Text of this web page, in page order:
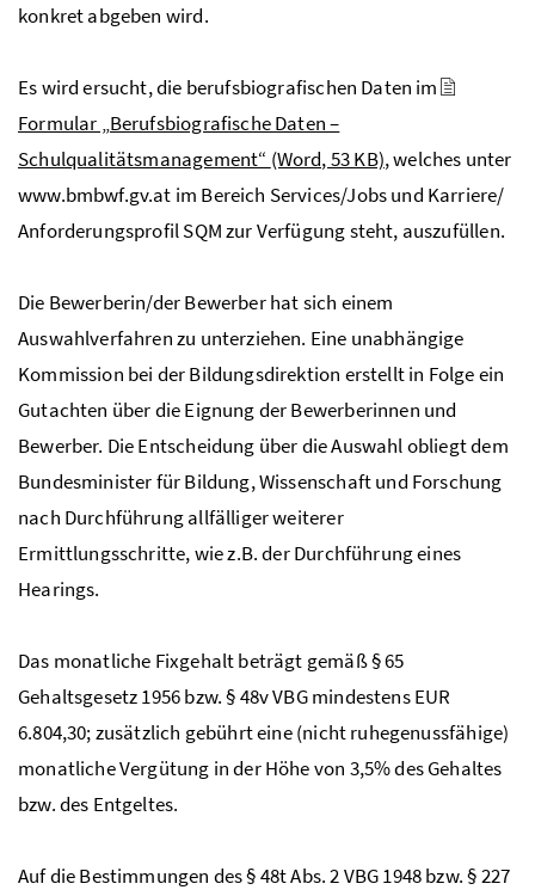
konkret abgeben wird.
Es wird ersucht, die berufsbiografischen Daten im
Formular „Berufsbiografische Daten –
Schulqualitätsmanagement“ (Word, 53 KB), welches unter
www.bmbwf.gv.at im Bereich Services/Jobs und Karriere/
AnforderungsprofilSQMzur Verfügung steht, auszufüllen.
Die Bewerberin/der Bewerber hat sich einem
Auswahlverfahren zu unterziehen. Eine unabhängige
Kommission bei der Bildungsdirektion erstellt in Folge ein
Gutachten über die Eignung der Bewerberinnen und
Bewerber. Die Entscheidung über die Auswahl obliegt dem
Bundesminister für Bildung, Wissenschaft und Forschung
nach Durchführung allfälliger weiterer
Ermittlungsschritte, wie z.B. der Durchführung eines
Hearings.
Das monatliche Fixgehalt beträgt gemäß § 65
Gehaltsgesetz 1956 bzw. § 48vVBGmindestens EUR
6.804,30; zusätzlich gebührt eine (nicht ruhegenussfähige)
monatliche Vergütung in der Höhe von 3,5% des Gehaltes
bzw. des Entgeltes.
Auf die Bestimmungen des § 48tAbs.2VBG1948 bzw. § 227